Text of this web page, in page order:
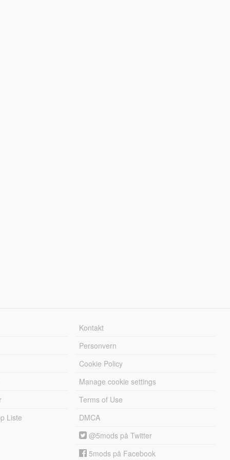
Liste
Kontakt
Personvern
Cookie Policy
Manage cookie settings
Terms of Use
DMCA
@5mods på Twitter
5mods på Facebook